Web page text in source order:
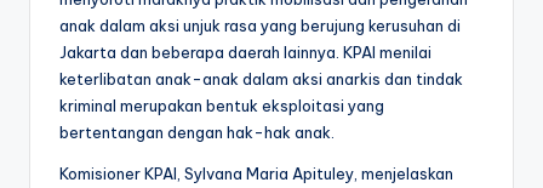
anak dalam aksi unjuk rasa yang berujung kerusuhan di
Jakarta dan beberapa daerah lainnya. KPAI menilai
keterlibatan anak-anak dalam aksi anarkis dan tindak
kriminal merupakan bentuk eksploitasi yang
bertentangan dengan hak-hak anak.
Komisioner KPAI, Sylvana Maria Apituley, menjelaskan